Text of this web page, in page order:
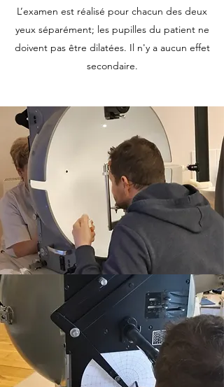
L’examen est réalisé pour chacun des deux
yeux séparément; les pupilles du patient ne
doivent pas être dilatées. Il n'y a aucun effet
secondaire.